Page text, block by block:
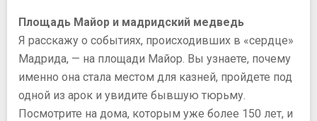
Площадь Майор и мадридский медведь
Я расскажу о событиях, происходивших в «сердце»
Мадрида, — на площади Майор. Вы узнаете, почему
именно она стала местом для казней, пройдете под
одной из арок и увидите бывшую тюрьму.
Посмотрите на дома, которым уже более 150 лет, и